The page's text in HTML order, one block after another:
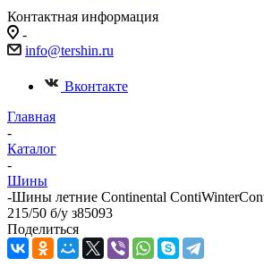
Контактная информация
-
info@tershin.ru
Вконтакте
Главная
-
Каталог
-
Шины
-Шины летние Continental
215/50 б/у з85093
Поделиться